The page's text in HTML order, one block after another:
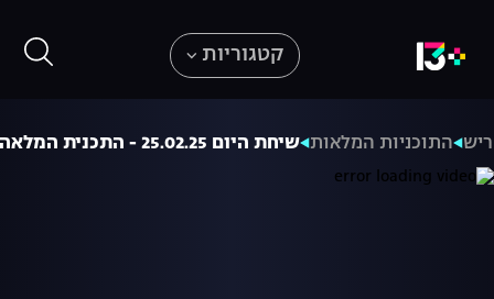
קטגוריות
התוכניות המלאות שיחת היום 25.02.25 - התכנית המלאה